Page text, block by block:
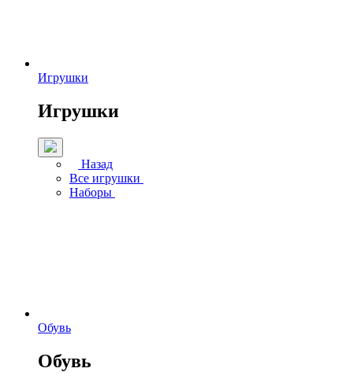
Игрушки
Игрушки
Назад
Все игрушки
Наборы
Обувь
Обувь